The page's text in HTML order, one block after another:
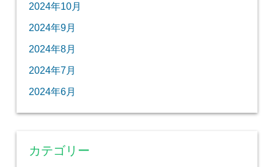
2024年10月
2024年9月
2024年8月
2024年7月
2024年6月
カテゴリー